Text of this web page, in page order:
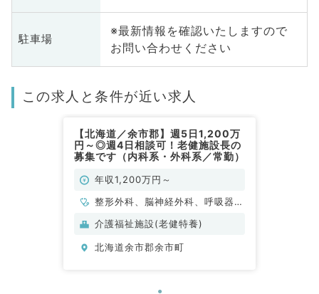
駐車場
※最新情報を確認いたしますので
お問い合わせください
この求人と条件が近い求人
【北海道／余市郡】週5日1,200万
円～◎週4日相談可！老健施設長の
募集です（内科系・外科系／常勤）
年収1,200万円～
整形外科、脳神経外科、呼吸器外
科、心臓血管外科、一般内科、循
科、内分泌・代謝内科、腎臓内
介護福祉施設(老健特養)
北海道余市郡余市町